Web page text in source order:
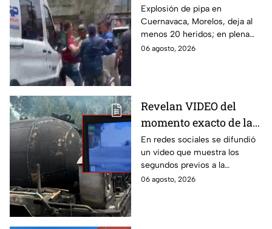
desesperación y el
llanto de un niño;
adultos desatan pelea
tras explosión de pipa
Explosión de pipa en
Cuernavaca, Morelos, deja al
menos 20 heridos; en plena
emergencia, dos hombres
06 agosto, 2026
Revelan VIDEO del
momento exacto de la
explosión de pipa de
gas en Cuernavaca,
Morelos
En redes sociales se difundió
un video que muestra los
segundos previos a la
explosión de una pipa de gas
06 agosto, 2026